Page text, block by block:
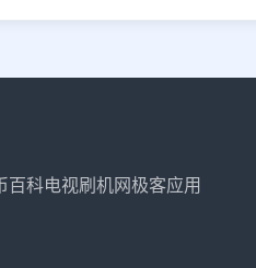
百科电视刷机网极客应用